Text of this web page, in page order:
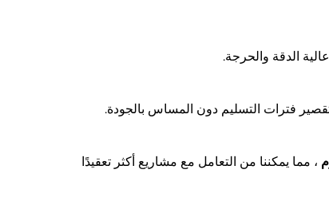
الدقة والحرجة.
فترات التسليم دون المساس بالجودة.
، مما يمكننا من التعامل مع مشاريع أكثر تعقيدًا